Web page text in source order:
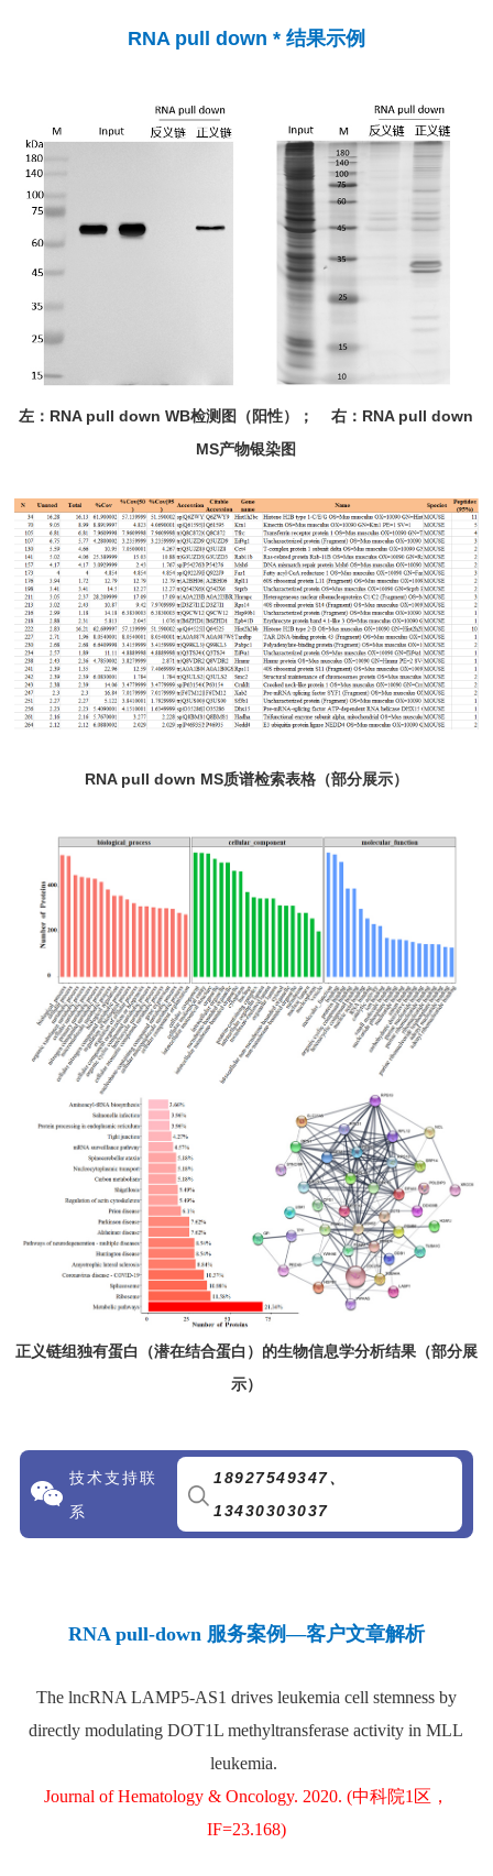
RNA pull down * 结果示例
左：RNA pull down WB检测图（阳性）； 右：RNA pull down
MS产物银染图
RNA pull down MS质谱检索表格（部分展示）
正义链组独有蛋白（潜在结合蛋白）的生物信息学分析结果（部分展
示）
技术支持联
系
18927549347、
13430303037
RNA pull-down 服务案例—客户文章解析
The lncRNA LAMP5-AS1 drives leukemia cell stemness by
directly modulating DOT1L methyltransferase activity in MLL
leukemia.
Journal of Hematology & Oncology. 2020. (中科院1区，
IF=23.168)